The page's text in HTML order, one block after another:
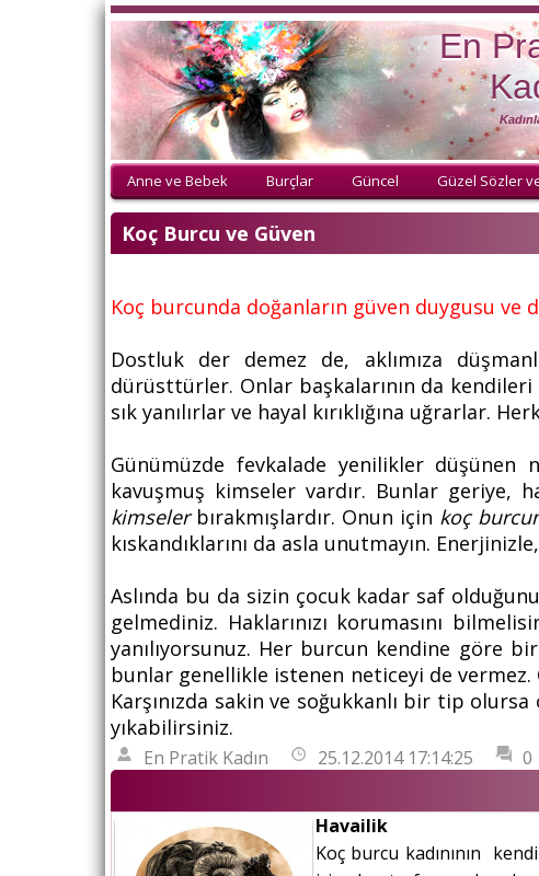
En
Anne ve Bebek Burçlar Güncel Güzel Sözler
Koç Burcu ve Güven
Koç burcunda doğanların güven duygusu ve
Dostluk der demez de, aklımıza
dürüsttürler. Onlar başkalarının da
sık yanılırlar ve hayal kırıklığına uğrarlar.
Günümüzde fevkalade yenilikler düşünen
kavuşmuş kimseler vardır. Bunlar geriye,
kimselerbırakmışlardır. Onun için koç
kıskandıklarını da asla unutmayın.
Aslında bu da sizin çocuk kadar saf
gelmediniz. Haklarınızı korumasını
yanılıyorsunuz. Her burcun kendine göre
bunlar genellikle istenen neticeyi de vermez.
Karşınızda sakin ve soğukkanlı bir tip
yıkabilirsiniz.
En Pratik Kadın 25.12.2014 17:14:25 0
Havailik
Koç burcu kadınının